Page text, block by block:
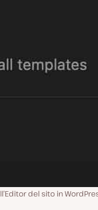
del sito in